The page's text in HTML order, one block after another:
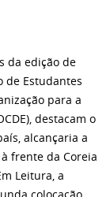
da edição de
de Estudantes
para a
destacam o
alcançaria a
frente da Coreia
Leitura, a